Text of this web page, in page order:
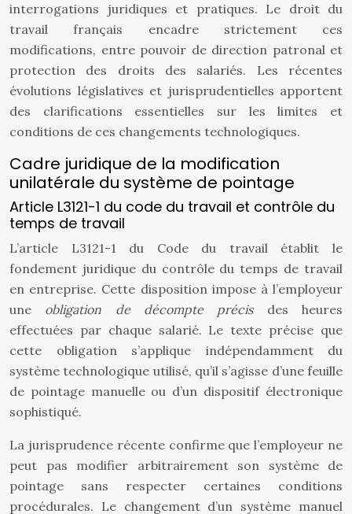
interrogations juridiques et pratiques. Le droit du
travail français encadre strictement ces
modifications, entre pouvoir de direction patronal et
protection des droits des salariés. Les récentes
évolutions législatives et jurisprudentielles apportent
des clarifications essentielles sur les limites et
conditions de ces changements technologiques.
Cadre juridique de la modification
unilatérale du système de pointage
Article L3121-1 du code du travail et contrôle du
temps de travail
L’article L3121-1 du Code du travail établit le
fondement juridique du contrôle du temps de travail
en entreprise. Cette disposition impose à l’employeur
une obligation de décompte précis des heures
effectuées par chaque salarié. Le texte précise que
cette obligation s’applique indépendamment du
système technologique utilisé, qu’il s’agisse d’une feuille
de pointage manuelle ou d’un dispositif électronique
sophistiqué.
La jurisprudence récente confirme que l’employeur ne
peut pas modifier arbitrairement son système de
pointage sans respecter certaines conditions
procédurales. Le changement d’un système manuel